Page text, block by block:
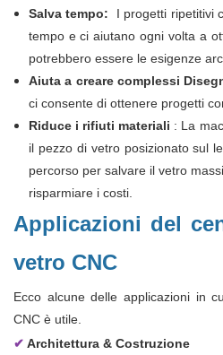
Salva tempo:
I progetti ripetitivi
tempo e ci aiutano ogni volta a
potrebbero essere le esigenze
Aiuta a creare complessi
ci consente di ottenere progetti
Riduce i rifiuti materiali : La
il pezzo di vetro posizionato sul
percorso per salvare il vetro
risparmiare i costi.
Applicazioni del
vetro CNC
Ecco alcune delle applicazioni in
CNC è utile.
✔ Architettura & Costruzione